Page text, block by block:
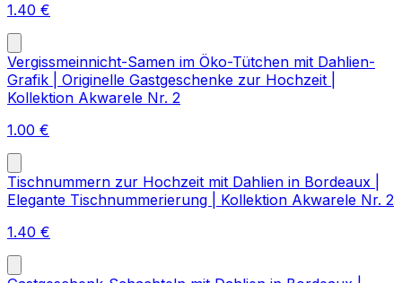
1.40 €
Vergissmeinnicht-Samen im Öko-Tütchen mit Dahlien-
Grafik | Originelle Gastgeschenke zur Hochzeit |
Kollektion Akwarele Nr. 2
1.00 €
Tischnummern zur Hochzeit mit Dahlien in Bordeaux |
Elegante Tischnummerierung | Kollektion Akwarele Nr. 2
1.40 €